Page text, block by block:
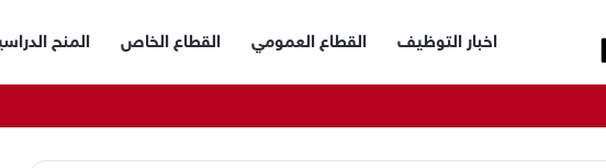
اخبار التوظيف القطاع العمومي القطاع الخاص المنح